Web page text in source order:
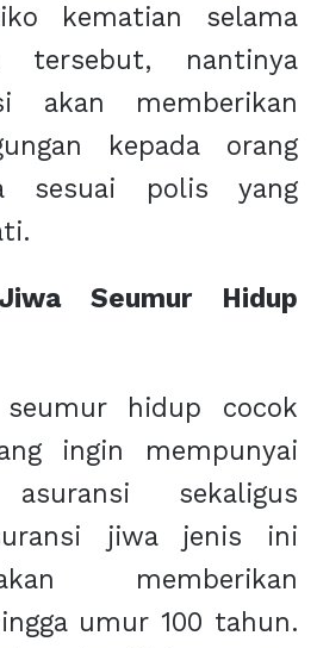
kematian selama
tersebut, nantinya
akan memberikan
kepada orang
sesuai polis yang
Seumur Hidup
hidup cocok
ingin mempunyai
asuransi sekaligus
jiwa jenis ini
memberikan
umur 100 tahun.